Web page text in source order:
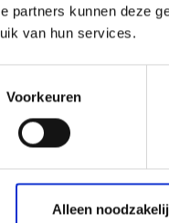
partners kunnen deze
van hun services.
Voorkeuren
Alleen